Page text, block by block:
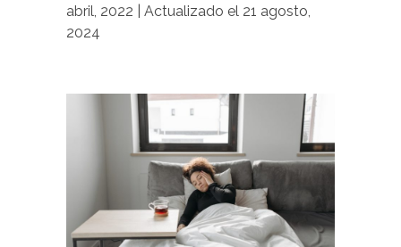
abril, 2022 | Actualizado el 21 agosto,
2024